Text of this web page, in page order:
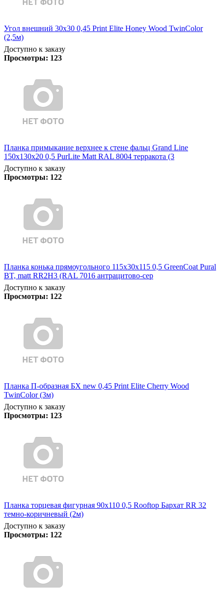
Угол внешний 30х30 0,45 Print Elite Honey Wood TwinColor
(2,5м)
Доступно к заказу
Просмотры: 123
Планка примыкание верхнее к стене фальц Grand Line
150х130х20 0,5 PurLite Matt RAL 8004 терракота (3
Доступно к заказу
Просмотры: 122
Планка конька прямоугольного 115х30х115 0,5 GreenCoat Pural
BT, matt RR2Н3 (RAL 7016 антрацитово-сер
Доступно к заказу
Просмотры: 122
Планка П-образная БХ new 0,45 Print Elite Cherry Wood
TwinColor (3м)
Доступно к заказу
Просмотры: 123
Планка торцевая фигурная 90х110 0,5 Rooftop Бархат RR 32
темно-коричневый (2м)
Доступно к заказу
Просмотры: 122